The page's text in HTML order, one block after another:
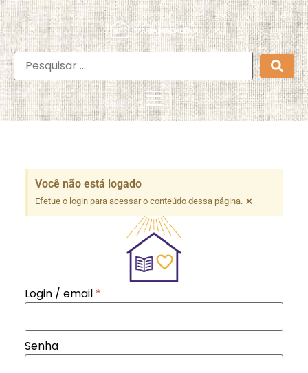
Você não está logado
Efetue o login para acessar o conteúdo dessa página. ×
Login / email *
Senha